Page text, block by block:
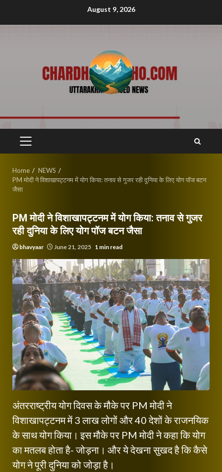
August 9, 2026
PRIMARY
Home
NEWS
PM मोदी ने विशाखापट्टनम में योग किया: तनाव से गुजर रही दुनिया के लिए योग पॉज बटन
जैसा
PM मोदी ने विशाखापट्टनम में योग किया: तनाव से गुजर
रही दुनिया के लिए योग पॉज बटन जैसा
bhavyaar June 21, 2025 1 min read
अंतरराष्ट्रीय योग दिवस के मौके पर PM मोदी ने
विशाखापट्टनम में 3 लाख लोगों और 40 देशों के राजनयिक
के साथ योग किया। इस मौके पर PM मोदी ने कहा कि योग
का मतलब होता है- जोड़ना। और ये देखना सुखद है कि कैसे
योग ने पूरी दुनिया को जोड़ा है।